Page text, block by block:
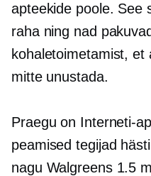
apteekide poole. See
raha ning nad
kohaletoimetamist, et
mitte unustada.
Praegu on Interneti-
peamised tegijad
nagu Walgreens 1.5